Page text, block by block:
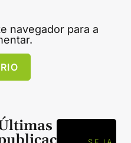
navegador para a